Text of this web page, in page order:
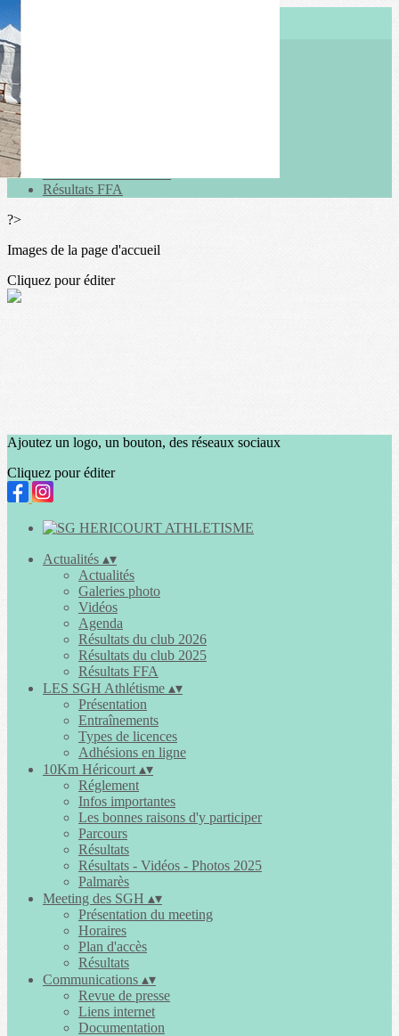
Menu
<
>
Résultats FFA
?>
Images de la page d'accueil
Cliquez pour éditer
Ajoutez un logo, un bouton, des réseaux sociaux
Cliquez pour éditer
Actualités ▴▾
Actualités
Galeries photo
Vidéos
Agenda
Résultats du club 2026
Résultats du club 2025
Résultats FFA
LES SGH Athlétisme ▴▾
Présentation
Entraînements
Types de licences
Adhésions en ligne
10Km Héricourt ▴▾
Réglement
Infos importantes
Les bonnes raisons d'y participer
Parcours
Résultats
Résultats - Vidéos - Photos 2025
Palmarès
Meeting des SGH ▴▾
Présentation du meeting
Horaires
Plan d'accès
Résultats
Communications ▴▾
Revue de presse
Liens internet
Documentation